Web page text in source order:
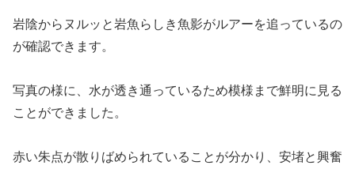
岩陰からヌルッと岩魚らしき魚影がルアーを追っているの
が確認できます。
写真の様に、水が透き通っているため模様まで鮮明に見る
ことができました。
赤い朱点が散りばめられていることが分かり、安堵と興奮